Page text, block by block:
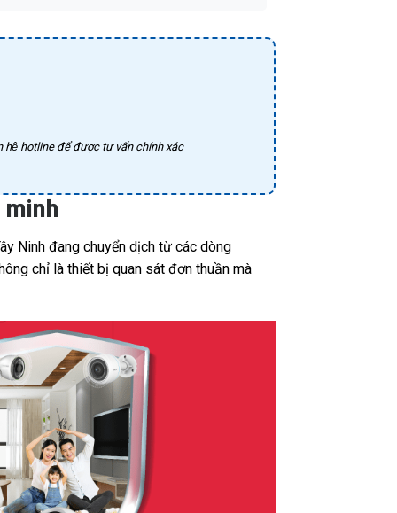
hệ hotline để được tư vấn chính xác
minh
Ninh đang chuyển dịch từ các dòng
chỉ là thiết bị quan sát đơn thuần mà